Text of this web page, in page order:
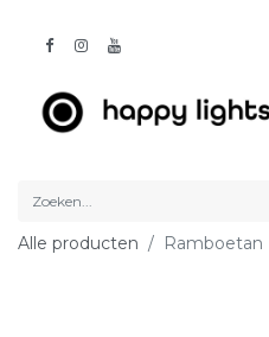
Alle producten Ramboetan